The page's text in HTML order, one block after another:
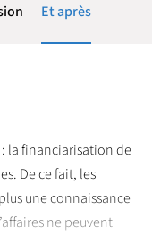
Et après
la financiarisation de
De ce fait, les
une connaissance
ne peuvent